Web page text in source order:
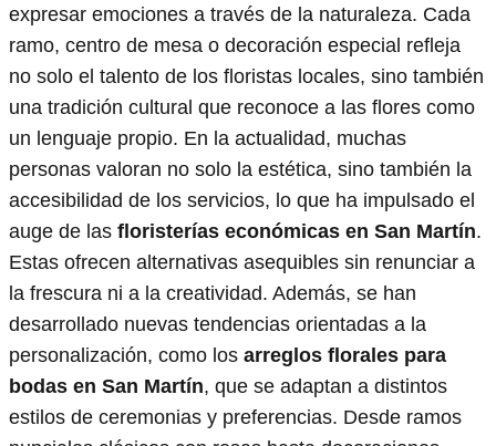
expresar emociones a través de la naturaleza. Cada
ramo, centro de mesa o decoración especial refleja
no solo el talento de los floristas locales, sino también
una tradición cultural que reconoce a las flores como
un lenguaje propio. En la actualidad, muchas
personas valoran no solo la estética, sino también la
accesibilidad de los servicios, lo que ha impulsado el
auge de las floristerías económicas en San Martín.
Estas ofrecen alternativas asequibles sin renunciar a
la frescura ni a la creatividad. Además, se han
desarrollado nuevas tendencias orientadas a la
personalización, como los arreglos florales para
bodas en San Martín, que se adaptan a distintos
estilos de ceremonias y preferencias. Desde ramos